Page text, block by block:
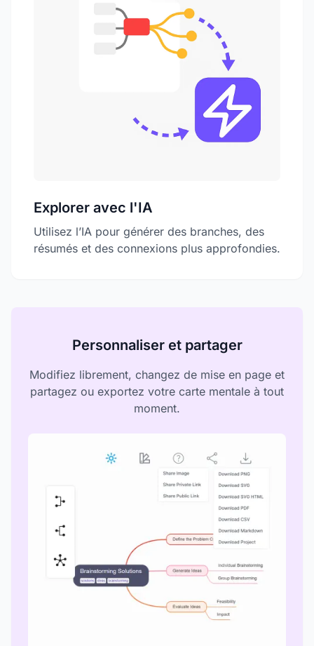
Explorer avec l'IA
Utilisez l’IA pour générer des branches, des
résumés et des connexions plus approfondies.
Personnaliser et partager
Modifiez librement, changez de mise en page et
partagez ou exportez votre carte mentale à tout
moment.